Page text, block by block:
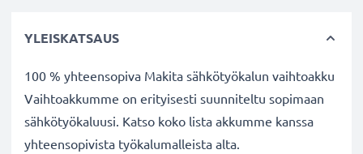
YLEISKATSAUS
100 % yhteensopiva Makita sähkötyökalun vaihtoakku
Vaihtoakkumme on erityisesti suunniteltu sopimaan
sähkötyökaluusi. Katso koko lista akkumme kanssa
yhteensopivista työkalumalleista alta.